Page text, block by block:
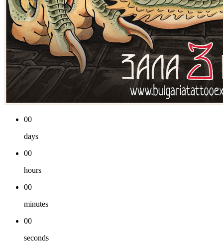
00
days
00
hours
00
minutes
00
seconds